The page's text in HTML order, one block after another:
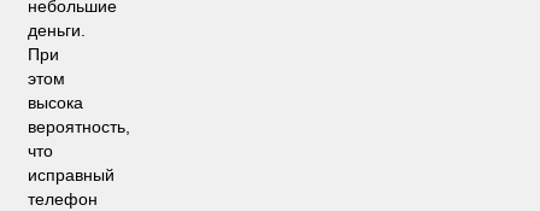
небольшие
деньги.
При
этом
высока
вероятность,
что
исправный
телефон